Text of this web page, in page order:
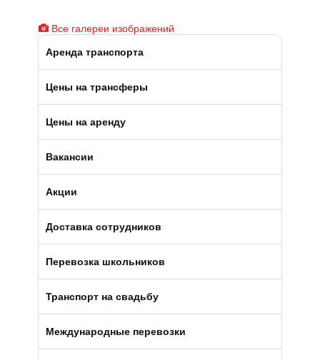
Все галереи изображений
Аренда транспорта
Автобусы (от 39 до 57 мест)
Микроавтобусы (от 9 до 19 мест)
Минивэны (от 5 до 7 мест)
Легковые а/м (от 3 до 4 мест)
Пригородные автобусы
Цены на трансферы
Цены на аренду
Вакансии
Вакансии в Москве
Вакансии в Санкт-Петербурге
Акции
Доставка сотрудников
Автобусами и микроавтобусами
Легковыми авто и минивэнами
Перевозка школьников
Транспорт на свадьбу
Автобусы
Международные перевозки